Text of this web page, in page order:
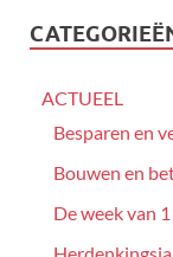
ACTUEEL
Besparen en
Bouwen en
De week van